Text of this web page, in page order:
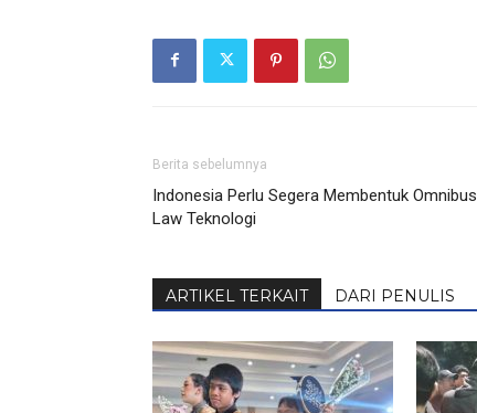
Berita sebelumnya
Indonesia Perlu Segera Membentuk Omnibus
Law Teknologi
ARTIKEL TERKAIT DARI PENULIS